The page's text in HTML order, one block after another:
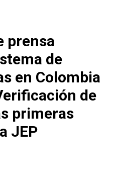
prensa
de
en Colombia
de
primeras
JEP